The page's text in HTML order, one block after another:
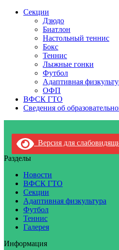
Секции
Дзюдо
Биатлон
Настольный теннис
Бокс
Теннис
Лыжные гонки
Футбол
Адаптивная
ОФП
ВФСК ГТО
Сведения об
Версия для
Разделы
Новости
ВФСК ГТО
Секции
Адаптивная физкультура
Футбол
Теннис
Галерея
Информация